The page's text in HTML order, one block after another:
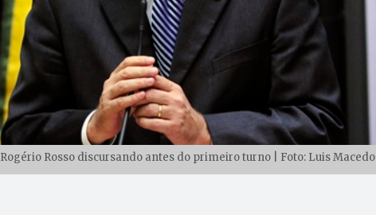
Rogério Rosso discursando antes do primeiro turno | Foto: Luis Macedo